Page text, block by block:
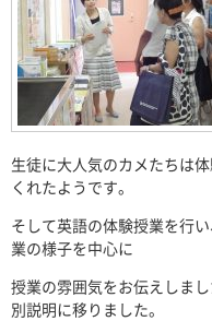
生徒に大人気のカメたちは
くれたようです。
そして英語の体験授業を行
業の様子を中心に
授業の雰囲気をお伝えしま
別説明に移りました。